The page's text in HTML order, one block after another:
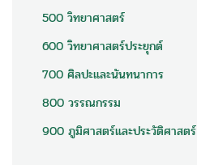
500 วิทยาศาสตร์
600 วิทยาศาสตร์ประยุกต์
700 ศิลปะและนันทนาการ
800 วรรณกรรม
900 ภูมิศาสตร์และประวัติศาสตร์